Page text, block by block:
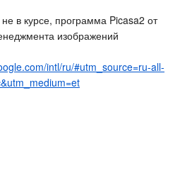
в курсе, программа Picasa2 от
изображений
intl/ru/#utm_source=ru-all-